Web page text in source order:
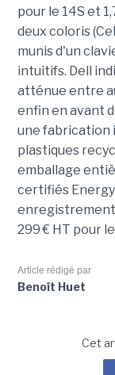
pour le 14S et
deux coloris
munis d'un
intuitifs. Dell
atténue entre
enfin en avant
une fabrication
plastiques
emballage
certifiés
enregistrement
299 € HT pour
Article rédigé par
Benoît Huet
Cet